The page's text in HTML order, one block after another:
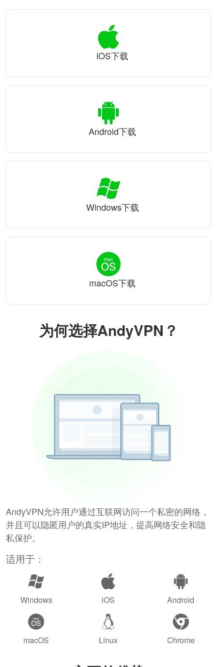
为何选择AndyVPN？
AndyVPN允许用户通过互联网访问一个私密的网络，
并且可以隐匿用户的真实IP地址，提高网络安全和隐
私保护。
适用于：
Windows iOS Android
macOS Linux Chrome
iOS下载
Android下载
Windows下载
macOS下载